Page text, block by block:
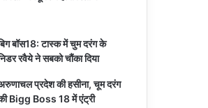
बॉस18: टास्क में चुम दरंग के
रवैये ने सबको चौंका दिया
प्रदेश की हसीना, चूम दरंग
Bigg Boss 18 में एंट्री